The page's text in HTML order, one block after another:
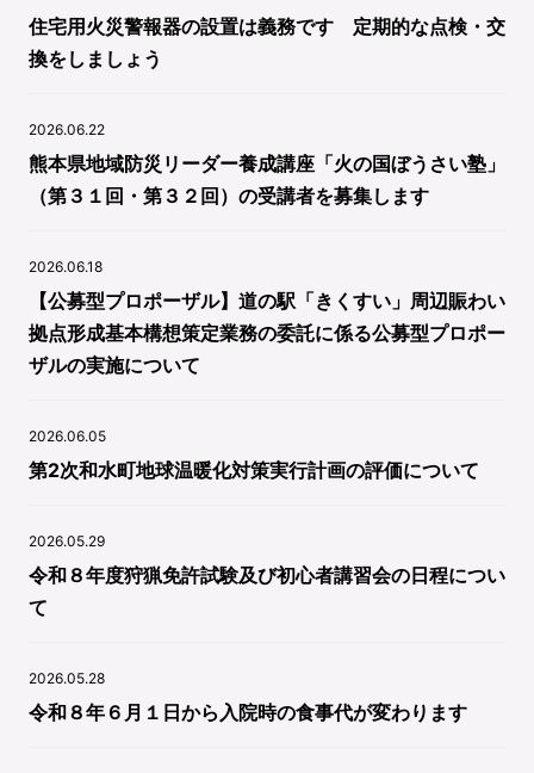
住宅用火災警報器の設置は義務です 定期的な点検・交
換をしましょう
2026.06.22
熊本県地域防災リーダー養成講座「火の国ぼうさい塾」
（第３１回・第３２回）の受講者を募集します
2026.06.18
【公募型プロポーザル】道の駅「きくすい」周辺賑わい
拠点形成基本構想策定業務の委託に係る公募型プロポー
ザルの実施について
2026.06.05
第2次和水町地球温暖化対策実行計画の評価について
2026.05.29
令和８年度狩猟免許試験及び初心者講習会の日程につい
て
2026.05.28
令和８年６月１日から入院時の食事代が変わります